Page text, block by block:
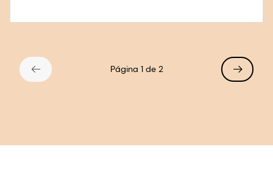
Página 1 de 2